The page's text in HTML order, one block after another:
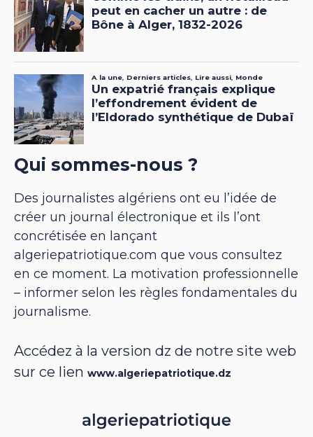
Qui sommes-nous ?
Des journalistes algériens ont eu l’idée de
créer un journal électronique et ils l’ont
concrétisée en lançant
algeriepatriotique.com que vous consultez
en ce moment. La motivation professionnelle
– informer selon les règles fondamentales du
journalisme.
Accédez à la version dz de notre site web
sur ce lien www.algeriepatriotique.dz